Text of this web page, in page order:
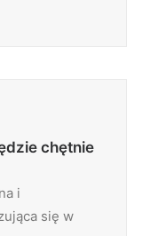
chętnie
i
się w